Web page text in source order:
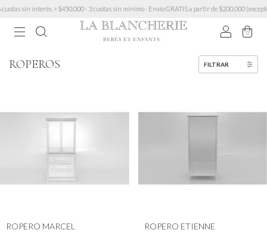
sin interés > $450.000 · 3 cuotas sin mínimo · Envío GRATIS a partir de $200.000
0
ROPEROS FILTRAR
ROPERO MARCEL ROPERO ETIENNE